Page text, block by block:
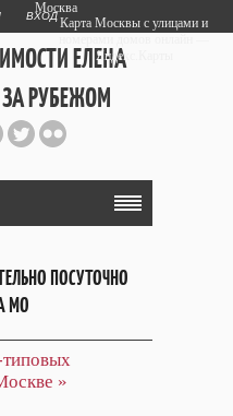
ВХОД
ЕЛЕНА
РУБЕЖОМ
автора
903 708 1884
ПОСУТОЧНО
МО
»
Москва
Карта Москвы с улицами и
Яндекс.Карты